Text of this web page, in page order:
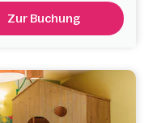
Zur Buchung